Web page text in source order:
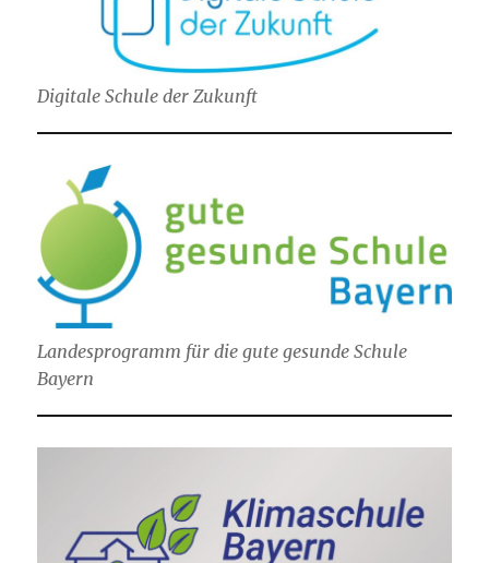
Digitale Schule der Zukunft
Landesprogramm für die gute gesunde Schule
Bayern